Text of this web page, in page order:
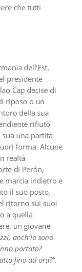
che tutti
dell’Est,
presidente
Cap decise di
riposo o un
della sua
rifiutò
una partita
forma. Alcune
realtà
di Perón,
marcia indietro e
il suo posto.
ritorno sui suoi
a quella
un giovane
anch’io sono
portato?
fino ad ora?”.